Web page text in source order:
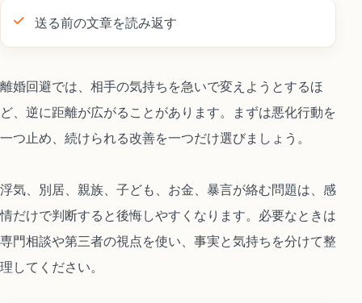
送る前の文章を読み返す
離婚回避では、相手の気持ちを急いで変えようとするほ
ど、逆に距離が広がることがあります。まずは悪化行動を
一つ止め、続けられる改善を一つだけ選びましょう。
浮気、別居、親族、子ども、お金、暴言が絡む問題は、感
情だけで判断すると後悔しやすくなります。必要なときは
専門相談や第三者の視点を使い、事実と気持ちを分けて整
理してください。